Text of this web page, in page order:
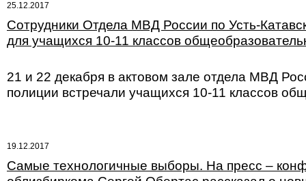
25.12.2017
Сотрудники Отдела МВД России по Усть-
для учащихся 10-11 классов
21 и 22 декабря в актовом зале отдела МВД
полиции встречали учащихся 10-11 классов
19.12.2017
Самые технологичные выборы. На пресс –